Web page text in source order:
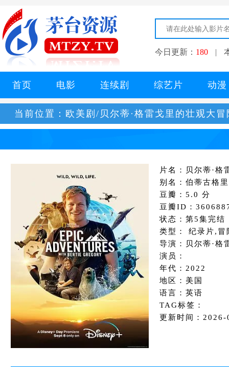
今日更新： 180 |
首页 电影 连续剧 综艺片 动漫
当前位置： 欧美剧/贝尔蒂·格雷戈里的壮观大冒
片名：贝尔蒂·格
别名：伯蒂古格
豆瓣：5.0 分
豆瓣ID：
状态：第5集完结
类型： 纪录片,冒
导演：贝尔蒂·格
演员：
年代：2022
地区：美国
语言：英语
TAG标签：
更新时间：